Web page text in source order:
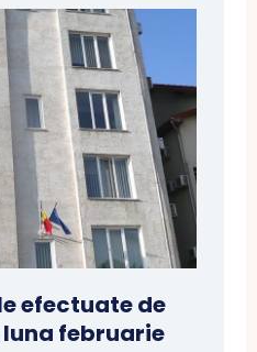
efectuate de
luna februarie